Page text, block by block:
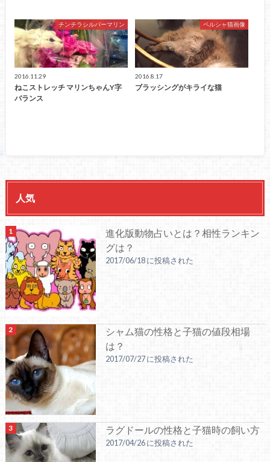
チンチラシルバーマリン
2016.11.29
ねこストレッチ マリンちゃんY字
バランス
ペルシャ猫画像
2016.8.17
ブラッシングがキライな猫
人気
進化版動物占いとは？相性ランキン
グは？
2017/06/18 に投稿された
シャム猫の性格と子猫の値段相場
は？
2017/07/27 に投稿された
ラグドールの性格と子猫時の飼い方
2017/04/26 に投稿された